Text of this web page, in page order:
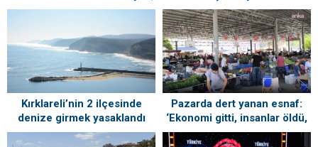
ne zaman gelecek?
yükseliş sofrayı da vuracak
Kırklareli’nin 2 ilçesinde
denize girmek yasaklandı
Pazarda dert yanan esnaf:
‘Ekonomi gitti, insanlar öldü,
kefenleyip gömecek adam